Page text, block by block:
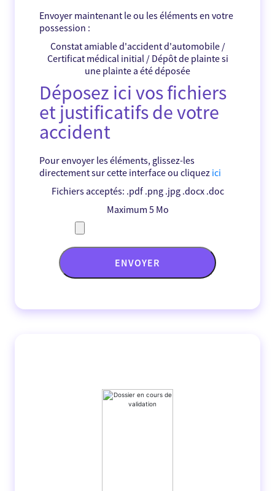
Envoyer maintenant le ou les éléments en votre
possession :
Constat amiable d'accident d'automobile /
Certificat médical initial / Dépôt de plainte si
une plainte a été déposée
Déposez ici vos fichiers
et justificatifs de votre
accident
Pour envoyer les éléments, glissez-les
directement sur cette interface ou cliquez ici
Fichiers acceptés: .pdf .png .jpg .docx .doc
Maximum 5 Mo
ENVOYER